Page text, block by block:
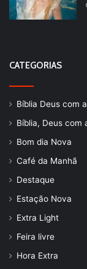
CATEGORIAS
Bíblia Deus com
Bíblia, Deus com
Bom dia Nova
Café da Manhã
Destaque
Estação Nova
Extra Light
Feira livre
Hora Extra